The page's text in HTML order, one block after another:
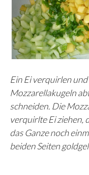
Ein Ei verquirlen
Mozzarellakugeln
schneiden. Die
verquirlte Ei ziehen,
das Ganze noch
beiden Seiten